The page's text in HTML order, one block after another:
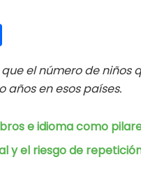
m
p
ar
ti
el número de
años en esos países.
e idioma como
y el riesgo de